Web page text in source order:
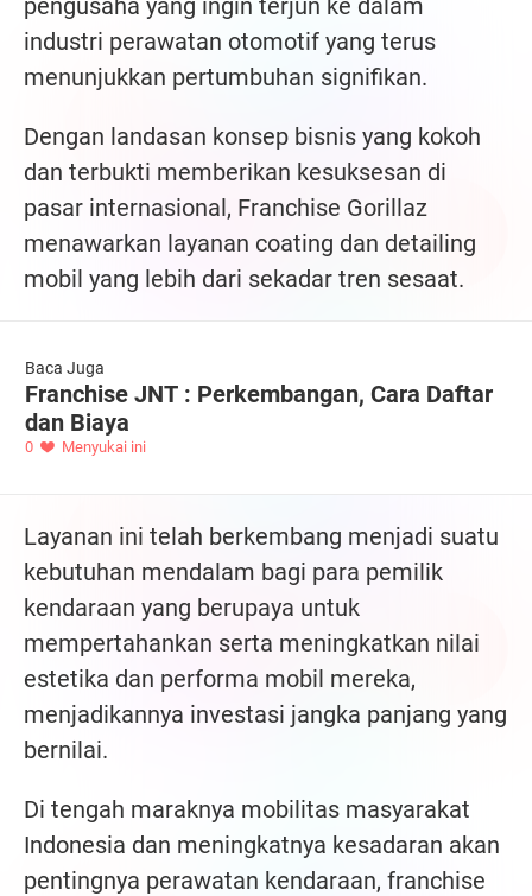
industri perawatan otomotif yang terus
menunjukkan pertumbuhan signifikan.
Dengan landasan konsep bisnis yang kokoh
dan terbukti memberikan kesuksesan di
pasar internasional, Franchise Gorillaz
menawarkan layanan coating dan detailing
mobil yang lebih dari sekadar tren sesaat.
Baca Juga
Franchise JNT : Perkembangan, Cara Daftar
dan Biaya
0 Menyukai ini
Layanan ini telah berkembang menjadi suatu
kebutuhan mendalam bagi para pemilik
kendaraan yang berupaya untuk
mempertahankan serta meningkatkan nilai
estetika dan performa mobil mereka,
menjadikannya investasi jangka panjang yang
bernilai.
Di tengah maraknya mobilitas masyarakat
Indonesia dan meningkatnya kesadaran akan
pentingnya perawatan kendaraan, franchise